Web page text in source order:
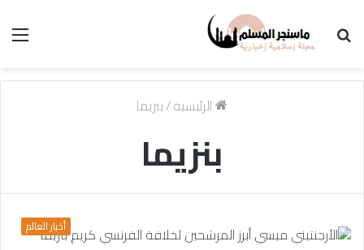
الرئيسية/بنزيما
بنزيما
أخبار العالم